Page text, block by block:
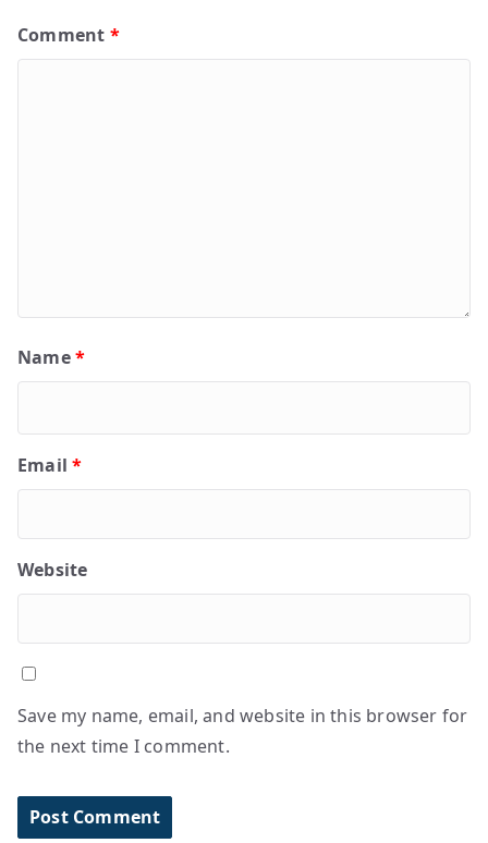
Comment *
Name*
Email*
Website
Save my name, email, and website in this browser for
the next time I comment.